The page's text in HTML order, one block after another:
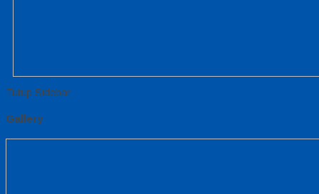
Tutup Sidebar
Gallery